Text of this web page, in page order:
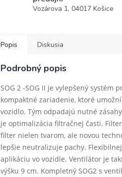
Vozárova 1, 04017 Košice
Popis Diskusia
Podrobný popis
SOG 2 -SOG II je vylepšený systém
kompaktné zariadenie, ktoré
vozidlo. Tým odpadajú nutné
je optimalizácia filtračnej časti.
filter nielen tvarom, ale novou
lepšie neutralizuje pachy.
aplikáciu vo vozidle. Ventilátor je
výšku 9 cm. Kompletný SOG2 s